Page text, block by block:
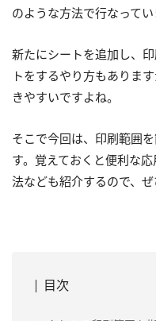
のような方法で行なってい
新たにシートを追加し、
トをするやり方もありま
きやすいですよね。
そこで今回は、印刷範囲
す。覚えておくと便利な
法なども紹介するので、
目次